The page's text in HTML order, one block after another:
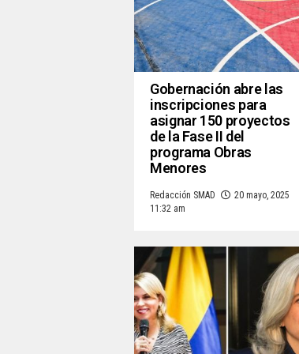
Gobernación abre las
inscripciones para
asignar 150 proyectos
de la Fase II del
programa Obras
Menores
Redacción SMAD
20 mayo, 2025
11:32 am